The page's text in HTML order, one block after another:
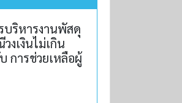
บริหารงานพัสดุ
งเงินไม่เกิน
การช่วยเหลือผู้